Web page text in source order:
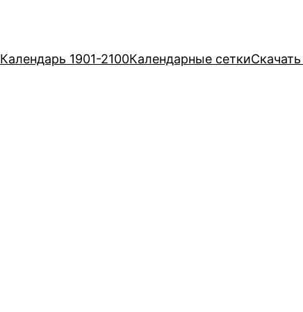
Календарь 1901-2100Календарные сетки